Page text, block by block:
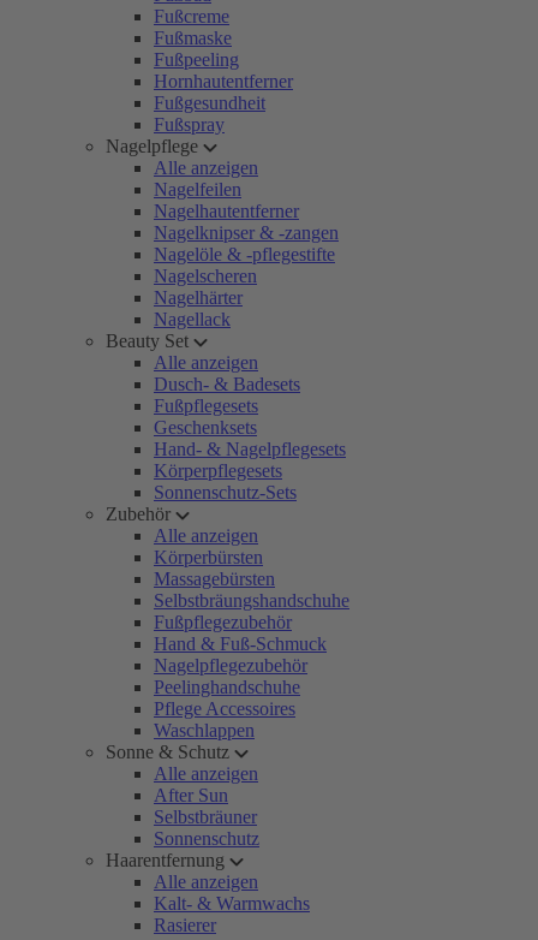
Fußcreme
Fußmaske
Fußpeeling
Hornhautentferner
Fußgesundheit
Fußspray
Nagelpflege
Alle anzeigen
Nagelfeilen
Nagelhautentferner
Nagelknipser & -zangen
Nagelöle & -pflegestifte
Nagelscheren
Nagelhärter
Nagellack
Beauty Set
Alle anzeigen
Dusch- & Badesets
Fußpflegesets
Geschenksets
Hand- & Nagelpflegesets
Körperpflegesets
Sonnenschutz-Sets
Zubehör
Alle anzeigen
Körperbürsten
Massagebürsten
Selbstbräungshandschuhe
Fußpflegezubehör
Hand & Fuß-Schmuck
Nagelpflegezubehör
Peelinghandschuhe
Pflege Accessoires
Waschlappen
Sonne & Schutz
Alle anzeigen
After Sun
Selbstbräuner
Sonnenschutz
Haarentfernung
Alle anzeigen
Kalt- & Warmwachs
Rasierer